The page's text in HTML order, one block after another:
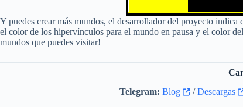
Y puedes crear más mundos, el desarrollador del proyecto
el color de los hipervínculos para el mundo en pausa y el color
mundos que puedes visitar!
Telegram: Blog /Descargas